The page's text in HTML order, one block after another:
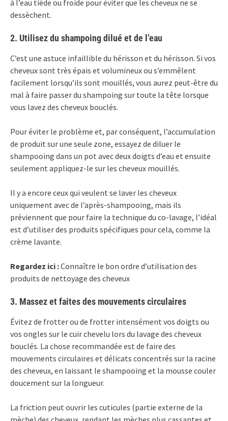
à l’eau tiède ou froide pour éviter que les cheveux ne se
dessèchent.
2. Utilisez du shampoing dilué et de l’eau
C’est une astuce infaillible du hérisson et du hérisson. Si vos
cheveux sont très épais et volumineux ou s’emmêlent
facilement lorsqu’ils sont mouillés, vous aurez peut-être du
mal à faire passer du shampoing sur toute la tête lorsque
vous lavez des cheveux bouclés.
Pour éviter le problème et, par conséquent, l’accumulation
de produit sur une seule zone, essayez de diluer le
shampooing dans un pot avec deux doigts d’eau et ensuite
seulement appliquez-le sur les cheveux mouillés.
Il y a encore ceux qui veulent se laver les cheveux
uniquement avec de l’après-shampooing, mais ils
préviennent que pour faire la technique du co-lavage, l’idéal
est d’utiliser des produits spécifiques pour cela, comme la
crème lavante.
Regardez ici :Connaître le bon ordre d’utilisation des
produits de nettoyage des cheveux
3. Massez et faites des mouvements circulaires
Évitez de frotter ou de frotter intensément vos doigts ou
vos ongles sur le cuir chevelu lors du lavage des cheveux
bouclés. La chose recommandée est de faire des
mouvements circulaires et délicats concentrés sur la racine
des cheveux, en laissant le shampooing et la mousse couler
doucement sur la longueur.
La friction peut ouvrir les cuticules (partie externe de la